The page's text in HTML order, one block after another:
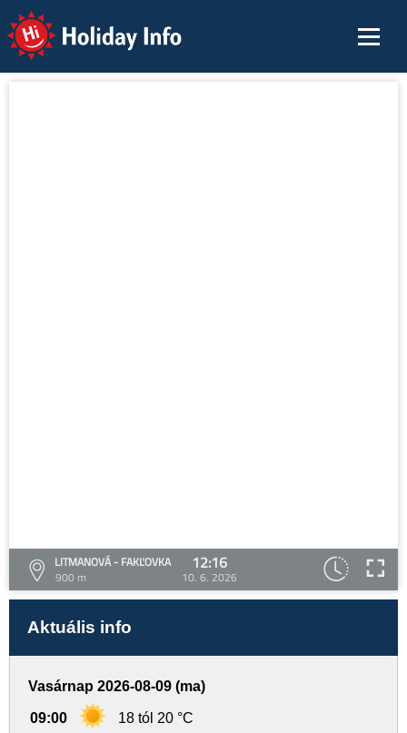
Holiday Info
LITMANOVÁ - FAKĽOVKA
900 m
12:16
10. 6. 2026
Aktuális info
Vasárnap 2026-08-09 (ma)
09:00 18 tól 20 °C